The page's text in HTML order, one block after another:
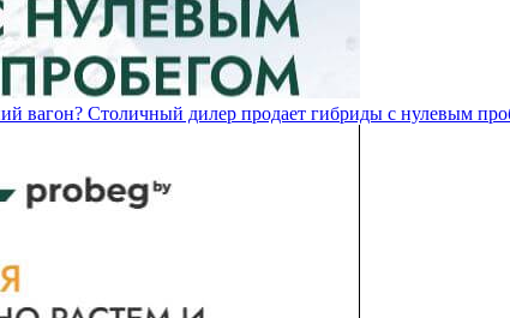
вагон? Столичный дилер продает гибриды с нулевым